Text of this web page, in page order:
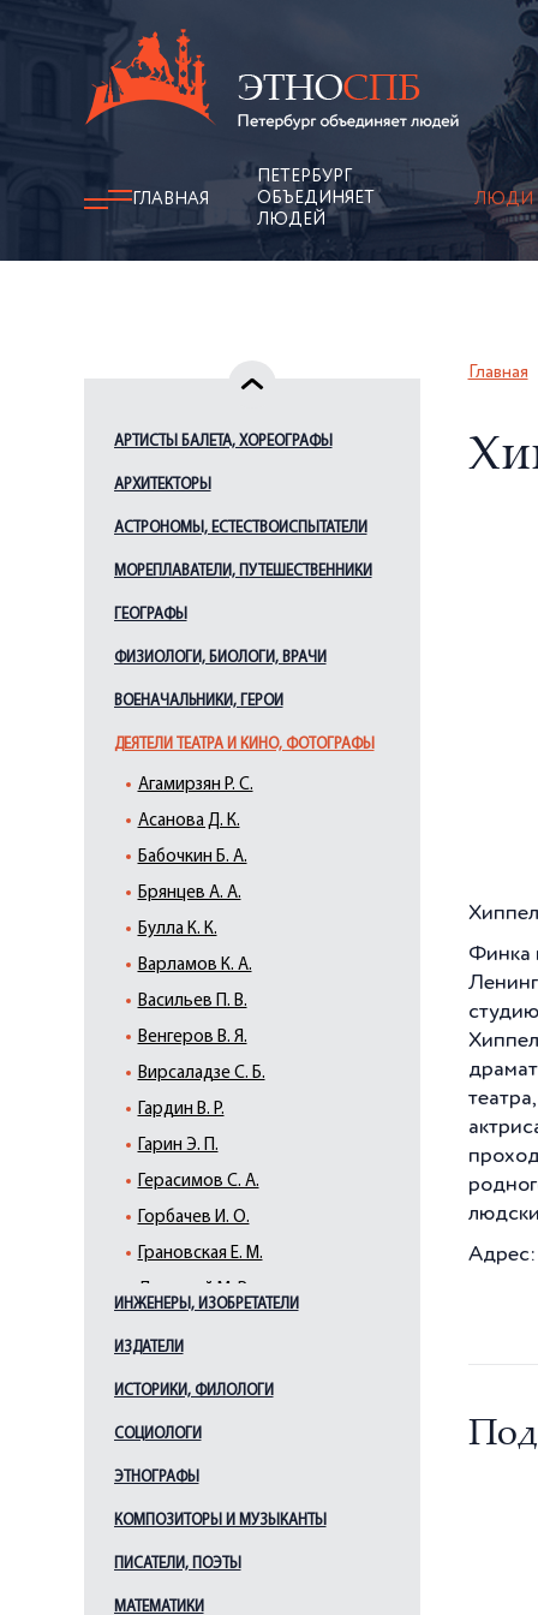
ГЛАВНАЯ
ПЕТЕРБУРГ
ОБЪЕДИНЯЕТ
ЛЮДЕЙ
ЛЮДИ
АРТИСТЫ БАЛЕТА, ХОРЕОГРАФЫ
АРХИТЕКТОРЫ
АСТРОНОМЫ, ЕСТЕСТВОИСПЫТАТЕЛИ
МОРЕПЛАВАТЕЛИ, ПУТЕШЕСТВЕННИКИ
ГЕОГРАФЫ
ФИЗИОЛОГИ, БИОЛОГИ, ВРАЧИ
ВОЕНАЧАЛЬНИКИ, ГЕРОИ
ДЕЯТЕЛИ ТЕАТРА И КИНО, ФОТОГРАФЫ
Агамирзян Р. С.
Асанова Д. К.
Бабочкин Б. А.
Брянцев А. А.
Булла К. К.
Варламов К. А.
Васильев П. В.
Венгеров В. Я.
Вирсаладзе С. Б.
Гардин В. Р.
Гарин Э. П.
Герасимов С. А.
Горбачев И. О.
Грановская Е. М.
Евреинов Н. Н.
Ершов И. В.
Жаков О. П.
ИНЖЕНЕРЫ, ИЗОБРЕТАТЕЛИ
ИЗДАТЕЛИ
ИСТОРИКИ, ФИЛОЛОГИ
СОЦИОЛОГИ
ЭТНОГРАФЫ
КОМПОЗИТОРЫ И МУЗЫКАНТЫ
ПИСАТЕЛИ, ПОЭТЫ
МАТЕМАТИКИ
Главная
Финка
Адрес: